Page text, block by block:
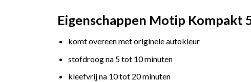
Eigenschappen Motip Kompakt
komt overeen met originele autokleur
stofdroog na 5 tot 10 minuten
kleefvrij na 10 tot 20 minuten